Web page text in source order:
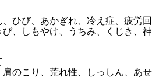
ひび、あかぎれ、冷え症、疲労回
、しもやけ、うちみ、くじき、神
のこり、荒れ性、しっしん、あせ